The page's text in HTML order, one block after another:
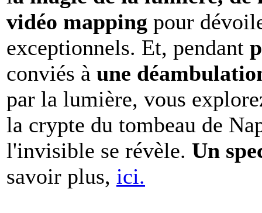
vidéo mapping pour
exceptionnels. Et, pendant
conviés à une
par la lumière, vous
la crypte du tombeau de
l'invisible se révèle. Un
savoir plus, ici.